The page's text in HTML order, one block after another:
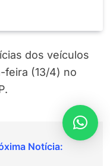
dos veículos
feira (13/4) no